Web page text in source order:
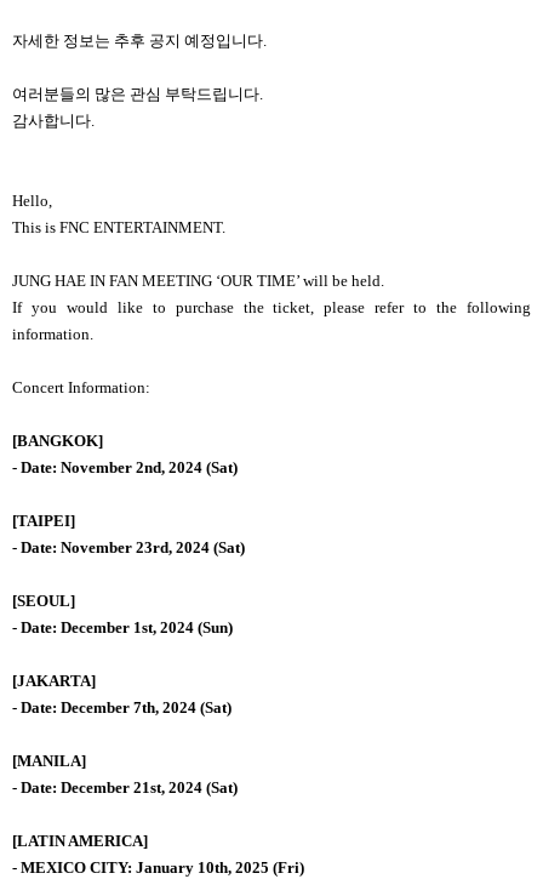
자세한 정보는 추후 공지 예정입니다.
여러분들의 많은 관심 부탁드립니다.
감사합니다
Hello,
This is FNC ENTERTAINMENT.
JUNG HAE IN FAN MEETING ‘OUR TIME’ will be held.
If you would like to purchase the ticket, please refer to the following
information.
Concert Information:
[BANGKOK]
- Date: November 2nd, 2024 (Sat)
[TAIPEI]
- Date: November 23rd, 2024 (Sat)
[SEOUL]
- Date: December 1st, 2024 (Sun)
[JAKARTA]
- Date: December 7th, 2024 (Sat)
[MANILA]
- Date: December 21st, 2024 (Sat)
[LATIN AMERICA]
- MEXICO CITY: January 10th, 2025 (Fri)